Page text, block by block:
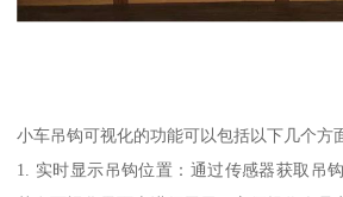
小车吊钩可视化的功能可以包括以下几个方
1. 实时显示吊钩位置：通过传感器获取吊